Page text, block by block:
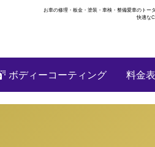
お車の修理・板金・塗装・車検・整備愛車のトー
快適な
ボディーコーティング 料金表